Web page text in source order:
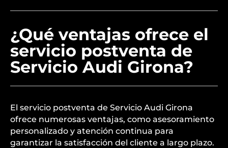
¿Qué ventajas ofrece el
servicio postventa de
Servicio Audi Girona?
El servicio postventa de Servicio Audi Girona
ofrece numerosas ventajas, como asesoramiento
personalizado y atención continua para
garantizar la satisfacción del cliente a largo plazo.